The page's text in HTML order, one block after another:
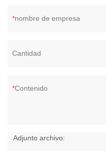
nombre de empresa
Cantidad
Contenido
Adjunto archivo: